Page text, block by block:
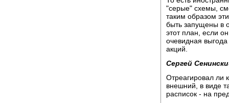
"серые" схемы,
таким образом
быть запущены в
этот план, если
очевидная
акций.
Сергей
Отреагировал ли
внешний, в виде
расписок - на